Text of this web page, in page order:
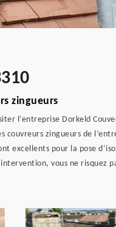
zingueurs
l’entreprise Dorkeld
zingueurs de
excellents pour la pose
vous ne risquez